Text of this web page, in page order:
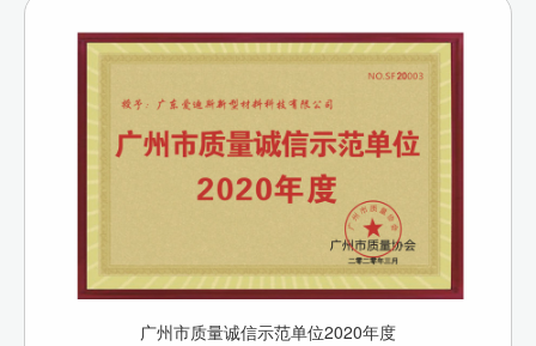
广州市质量诚信示范单位2020年度